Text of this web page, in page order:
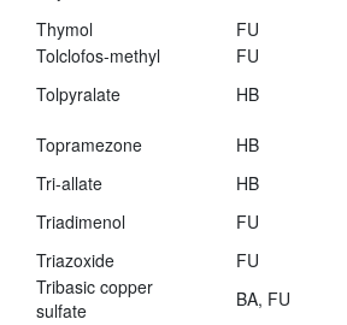
Thymol
FU
Tolclofos-methyl
FU
Tolpyralate
HB
Topramezone HB
Tri-allate
HB
Triadimenol
FU
Triazoxide
FU
Tribasic copper
sulfate
BA, FU